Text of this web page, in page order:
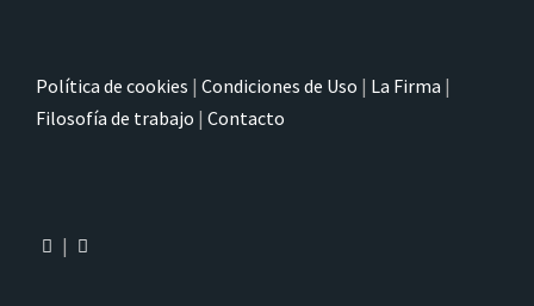
Política de cookies | Condiciones de Uso | La Firma |
Filosofía de trabajo | Contacto
|